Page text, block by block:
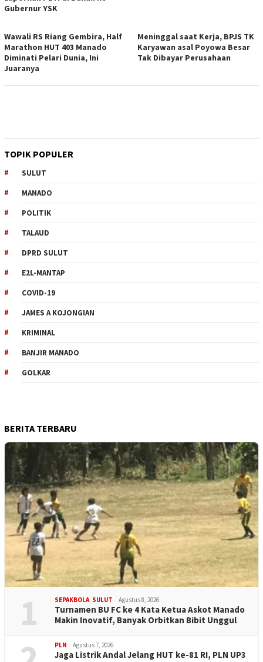
Gubernur YSK
Wawali RS Riang Gembira, Half
Marathon HUT 403 Manado
Diminati Pelari Dunia, Ini
Juaranya
Meninggal saat Kerja, BPJS TK
Karyawan asal Poyowa Besar
Tak Dibayar Perusahaan
TOPIK POPULER
SULUT
MANADO
POLITIK
TALAUD
DPRD SULUT
E2L-MANTAP
COVID-19
JAMES A KOJONGIAN
KRIMINAL
BANJIR MANADO
GOLKAR
BERITA TERBARU
1 SEPAKBOLA SULUT Agustus 8, 2026
Turnamen BU FC ke 4 Kata Ketua Askot Manado
Makin Inovatif, Banyak Orbitkan Bibit Unggul
PLN Agustus 7, 2026
Jaga Listrik Andal Jelang HUT ke-81 RI, PLN UP3